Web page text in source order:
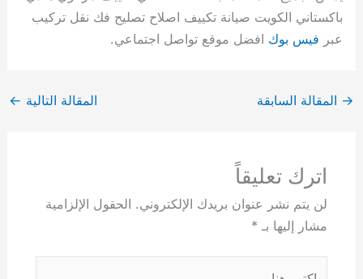
باكستاني الكويت صيانة تكييف اصلاح تصليح فك نقل تركيب
عبر فيس بوك افضل موقع تواصل اجتماعي.
→ المقالة السابقة المقالة التالية ←
اترك تعليقاً
لن يتم نشر عنوان بريدك الإلكتروني. الحقول الإلزامية
مشار إليها بـ *